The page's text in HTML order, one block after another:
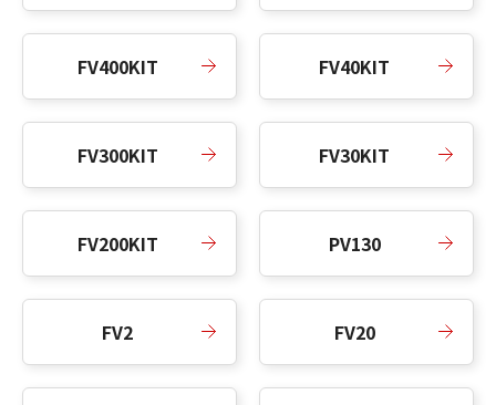
FV400KIT FV40KIT
FV300KIT FV30KIT
FV200KIT PV130
FV2 FV20